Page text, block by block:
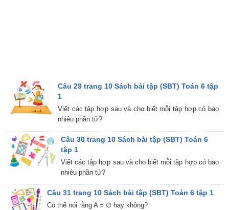
Câu 29 trang 10 Sách bài tập (SBT) Toán 6 tập
1
Viết các tập hợp sau và cho biết mỗi tập hợp có bao
nhiêu phần tử?
Câu 30 trang 10 Sách bài tập (SBT) Toán 6
tập 1
Viết các tập hợp sau và cho biết mỗi tập hợp có bao
nhiêu phần tử?
Câu 31 trang 10 Sách bài tập (SBT) Toán 6 tập 1
Có thể nói rằng A = ∅ hay không?